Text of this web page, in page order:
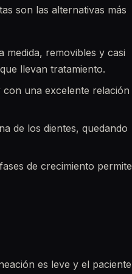
son las alternativas más
medida, removibles y casi
llevan tratamiento.
una excelente relación
de los dientes, quedando
de crecimiento permite
es leve y el paciente